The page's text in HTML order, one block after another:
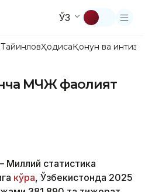
ЎЗ
ТайинловҲодисаҚонун ва
МЧЖ фаолият
Миллий статистика
кўра, Ўзбекистонда 2025